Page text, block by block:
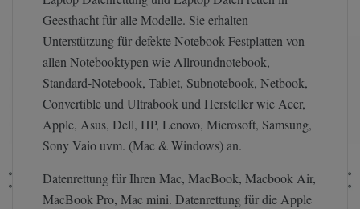
Geesthacht für alle Modelle. Sie erhalten
Unterstützung für defekte Notebook Festplatten von
allen Notebooktypen wie Allroundnotebook,
Standard-Notebook, Tablet, Subnotebook, Netbook,
Convertible und Ultrabook und Hersteller wie Acer,
Apple, Asus, Dell, HP, Lenovo, Microsoft, Samsung,
Sony Vaio uvm. (Mac & Windows) an.
Datenrettung für Ihren Mac, MacBook, Macbook Air,
MacBook Pro, Mac mini. Datenrettung für die Apple